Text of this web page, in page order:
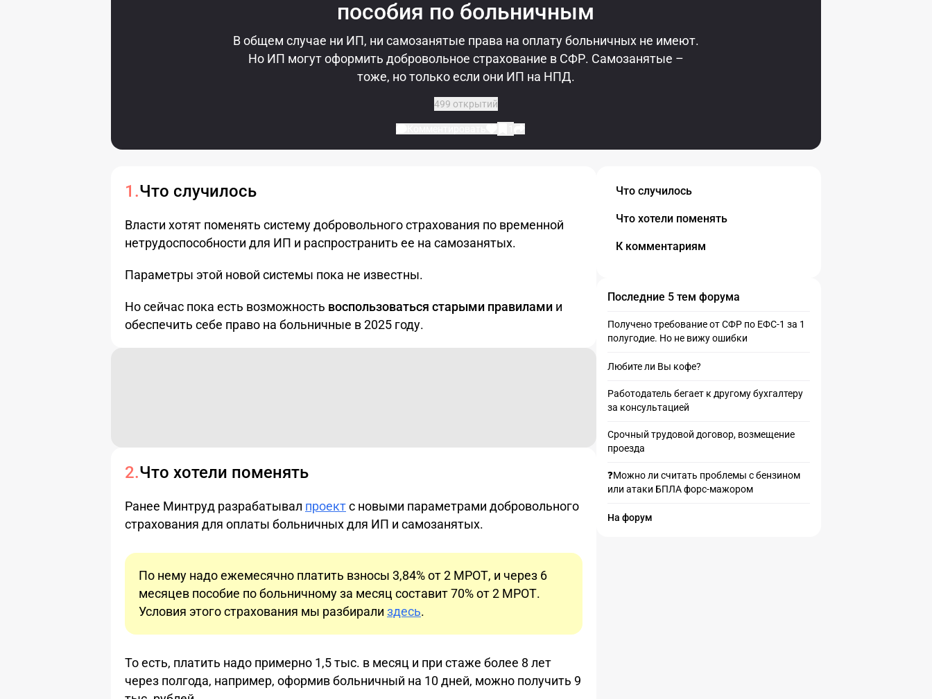
пособия по больничным
В общем случае ни ИП, ни самозанятые права на оплату больничных не имеют.
Но ИП могут оформить добровольное страхование в СФР. Самозанятые –
тоже, но только если они ИП на НПД.
499 открытий
Что случилось
Власти хотят поменять систему добровольного страхования по временной
нетрудоспособности для ИП и распространить ее на самозанятых.
Параметры этой новой системы пока не известны.
Но сейчас пока есть возможность воспользоваться старыми правилами и
обеспечить себе право на больничные в 2025 году.
Что хотели поменять
Ранее Минтруд разрабатывал проектс новыми параметрами добровольного
страхования для оплаты больничных для ИП и самозанятых.
По нему надо ежемесячно платить взносы 3,84% от 2 МРОТ, и через 6
месяцев пособие по больничному за месяц составит 70% от 2 МРОТ.
Условия этого страхования мы разбирали здесь.
То есть, платить надо примерно 1,5 тыс. в месяц и при стаже более 8 лет
через полгода, например, оформив больничный на 10 дней, можно получить 9
Что случилось
Что хотели поменять
К комментариям
Последние 5 тем форума
Получено требование от СФР по ЕФС-1 за 1
полугодие. Но не вижу ошибки
Любите ли Вы кофе?
Работодатель бегает к другому бухгалтеру
за консультацией
Срочный трудовой договор, возмещение
проезда
❓Можно ли считать проблемы с бензином
или атаки БПЛА форс-мажором
На форум